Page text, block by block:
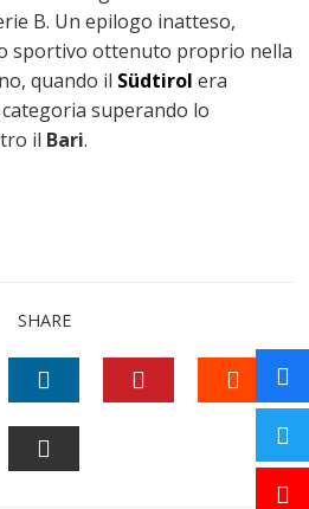
B. Un epilogo inatteso,
sportivo ottenuto proprio nella
quando il Südtirol era
superando lo
il Bari.
SHARE
LINKEDIN